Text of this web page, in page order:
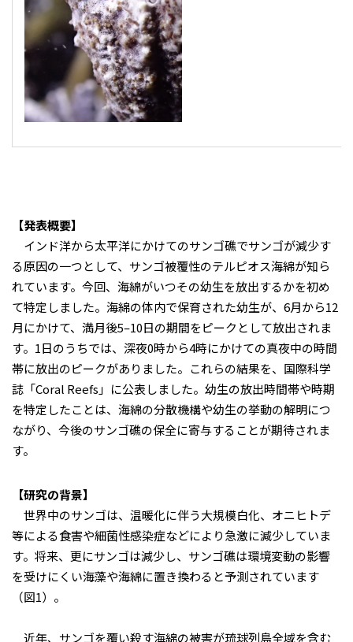
【発表概要】
インド洋から太平洋にかけてのサンゴ礁でサンゴが減少す
る原因の一つとして、サンゴ被覆性のテルピオス海綿が知ら
れています。今回、海綿がいつその幼生を放出するかを初め
て特定しました。海綿の体内で保育された幼生が、6月から12
月にかけて、満月後5–10日の期間をピークとして放出されま
す。1日のうちでは、深夜0時から4時にかけての真夜中の時間
帯に放出のピークがありました。これらの結果を、国際科学
誌「Coral Reefs」に公表しました。幼生の放出時間帯や時期
を特定したことは、海綿の分散機構や幼生の挙動の解明につ
ながり、今後のサンゴ礁の保全に寄与することが期待されま
す。
【研究の背景】
世界中のサンゴは、温暖化に伴う大規模白化、オニヒトデ
等による食害や細菌性感染症などにより急激に減少していま
す。将来、更にサンゴは減少し、サンゴ礁は環境変動の影響
を受けにくい海藻や海綿に置き換わると予測されています
（図1）。
近年、サンゴを覆い殺す海綿の被害が琉球列島全域を含む